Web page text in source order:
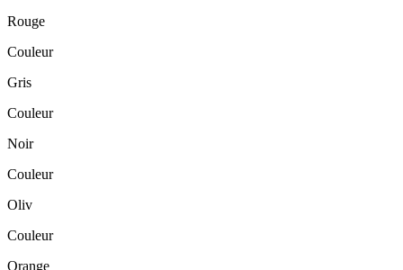
Rouge
Couleur
Gris
Couleur
Noir
Couleur
Oliv
Couleur
Orange